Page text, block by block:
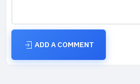
ADD A COMMENT